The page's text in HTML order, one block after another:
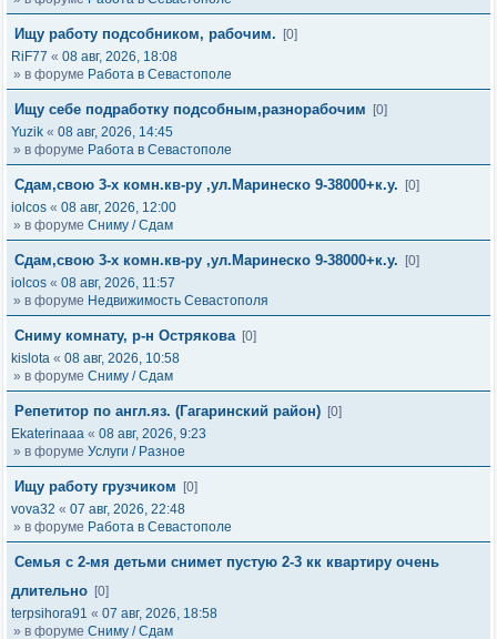
Ищу работу подсобником, рабочим.
[0]
RiF77 « 08 авг, 2026, 18:08
» в форуме Работа в Севастополе
Ищу себе подработку подсобным,разнорабочим
[0]
Yuzik « 08 авг, 2026, 14:45
» в форуме Работа в Севастополе
Сдам,свою 3-х комн.кв-ру ,ул.Маринеско 9-38000+к.у.
[0]
iolcos « 08 авг, 2026, 12:00
» в форуме Сниму / Сдам
Сдам,свою 3-х комн.кв-ру ,ул.Маринеско 9-38000+к.у.
[0]
iolcos « 08 авг, 2026, 11:57
» в форуме Недвижимость Севастополя
Сниму комнату, р-н Острякова [0]
kislota « 08 авг, 2026, 10:58
» в форуме Сниму / Сдам
Репетитор по англ.яз. (Гагаринский район) [0]
Ekaterinaaa « 08 авг, 2026, 9:23
» в форуме Услуги / Разное
Ищу работу грузчиком
[0]
vova32 « 07 авг, 2026, 22:48
» в форуме Работа в Севастополе
Семья с 2-мя детьми снимет пустую 2-3 кк квартиру очень
длительно [0]
terpsihora91 « 07 авг, 2026, 18:58
» в форуме Сниму / Сдам